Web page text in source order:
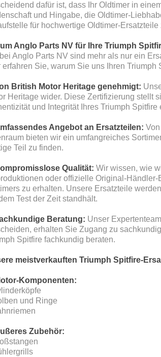
dafür ist, dass Ihr Oldtimer in
und Hingabe, die Oldtimer-
für hochwertige Oldtimer-
Anglo Parts NV für Ihre Triumph
Anglo Parts NV sind mehr als nur ein
erfahren Sie, warum Sie uns Ihren Triumph
British Motor Heritage genehmigt:
Heritage wider. Diese Zertifizierung stellt
und Integrität Ihres Triumph Spitfire
Angebot an Ersatzteilen:
bieten wir ein umfangreiches
Teil zu finden.
Qualität: Wir wissen, wie
oder offizielle Original-
zu erhalten. Unsere Ersatzteile
Test der Zeit standhält.
Beratung: Unser
erhalten Sie Zugang zu
Spitfire fachkundig beraten.
meistverkauften Triumph Spitfire-
Komponenten:
und Ringe
Zubehör: